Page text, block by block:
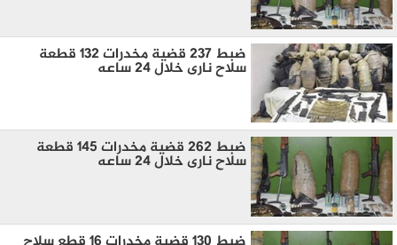
ضبط 237 قضية مخدرات 132 قطعة
سلاح نارى خلال 24 ساعه
ضبط 262 قضية مخدرات 145 قطعة
سلاح نارى خلال 24 ساعه